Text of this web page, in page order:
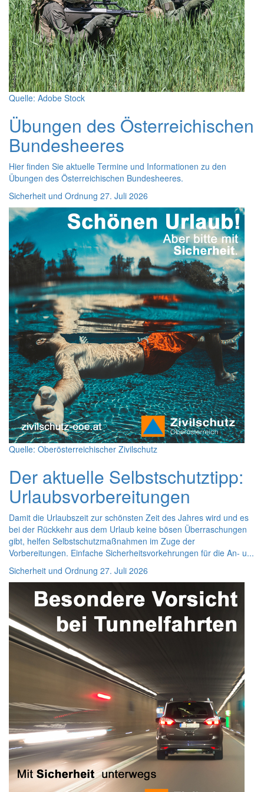
Quelle: Adobe Stock
Übungen des Österreichischen
Bundesheeres
Hier finden Sie aktuelle Termine und Informationen zu den
Übungen des Österreichischen Bundesheeres.
Sicherheit und Ordnung 27. Juli 2026
Quelle: Oberösterreichischer Zivilschutz
Der aktuelle Selbstschutztipp:
Urlaubsvorbereitungen
Damit die Urlaubszeit zur schönsten Zeit des Jahres wird und es
bei der Rückkehr aus dem Urlaub keine bösen Überraschungen
gibt, helfen Selbstschutzmaßnahmen im Zuge der
Vorbereitungen. Einfache Sicherheitsvorkehrungen für die An- u...
Sicherheit und Ordnung 27. Juli 2026